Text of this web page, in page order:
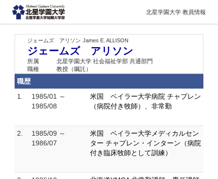
北星学園大学 教員情報
ジェームズ アリソン James E. ALLISON
ジェームズ アリソン
所属
北星学園大学 社会福祉学部 共通部門
職種
教授（嘱託）
職歴
1.
1985/01 ～
1985/08
米国 ベイラー大学病院 チャプレン
（病院付き牧師）、非常勤
2.
1985/09 ～
1986/07
米国 ベイラー大学メディカルセン
ター チャプレン・インターン（病院
付き臨床牧師として訓練）